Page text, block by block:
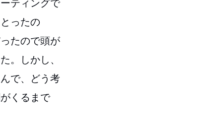
ティングで
ったの
たので頭が
。しかし、
で、どう考
くるまで